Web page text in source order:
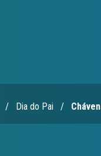
/ Dia do Pai /